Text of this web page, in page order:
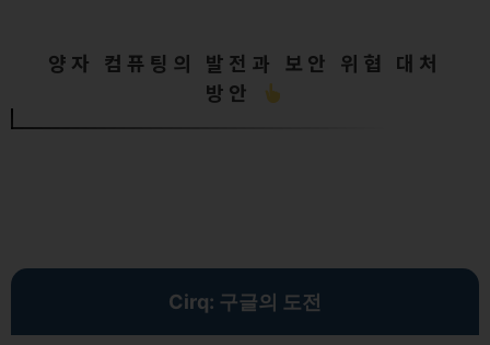
양자 컴퓨팅의 발전과 보안 위협 대처
방안
Cirq: 구글의 도전